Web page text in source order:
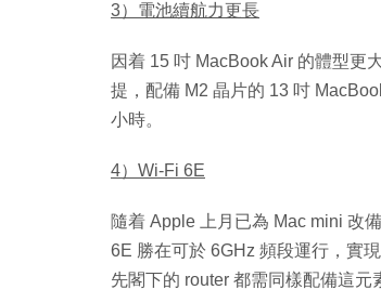
3）電池續航力更長
因着 15 吋 MacBook Air 的體型更
提，配備 M2 晶片的 13 吋
小時。
4）Wi-Fi 6E
隨着 Apple 上月已為 Mac mini 改
6E 勝在可於 6GHz 頻段運行，實
先閣下的 router 都需同樣配備這元